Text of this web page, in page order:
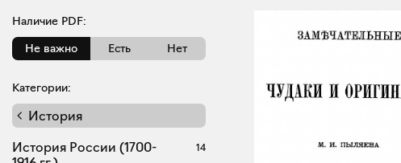
Наличие PDF:
Не важно
Есть Нет
Категории:
История
История России (1700-
14